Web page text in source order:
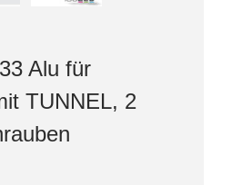
Alu für
TUNNEL, 2